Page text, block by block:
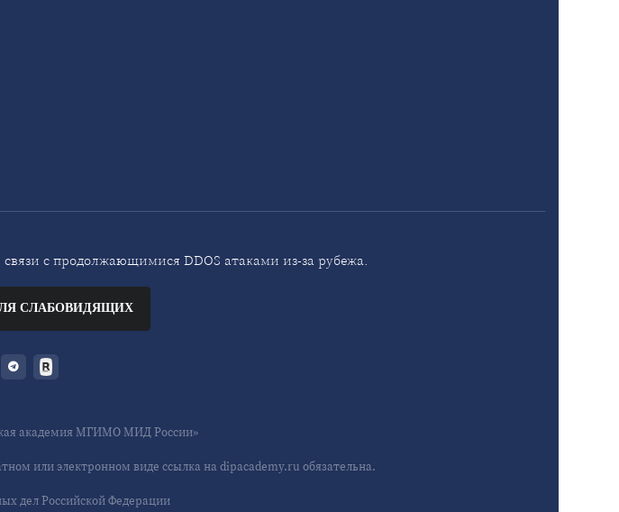
с продолжающимися DDOS атаками из-за рубежа.
СЛАБОВИДЯЩИХ
академия МГИМО МИД России»
или электронном виде ссылка на dipacademy.ru обязательна.
дел Российской Федерации